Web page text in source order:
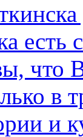
есть
что
в
и